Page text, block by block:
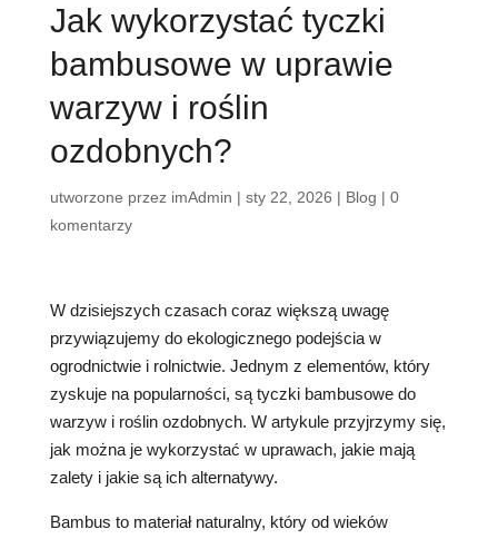
Jak wykorzystać tyczki
bambusowe w uprawie
warzyw i roślin
ozdobnych?
utworzone przez imAdmin | sty 22, 2026 | Blog | 0
komentarzy
W dzisiejszych czasach coraz większą uwagę
przywiązujemy do ekologicznego podejścia w
ogrodnictwie i rolnictwie. Jednym z elementów, który
zyskuje na popularności, są tyczki bambusowe do
warzyw i roślin ozdobnych. W artykule przyjrzymy się,
jak można je wykorzystać w uprawach, jakie mają
zalety i jakie są ich alternatywy.
Bambus to materiał naturalny, który od wieków